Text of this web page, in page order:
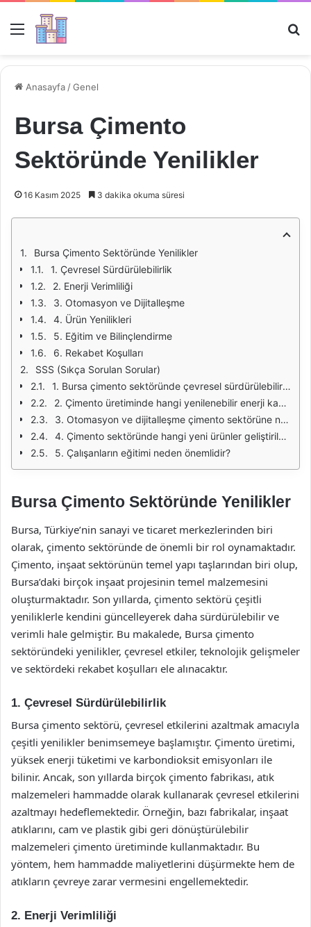
Menü
Anasayfa /Genel
Bursa Çimento
Sektöründe Yenilikler
16 Kasım 2025 3 dakika okuma süresi
Bursa Çimento Sektöründe Yenilikler
1. Çevresel Sürdürülebilirlik
2. Enerji Verimliliği
3. Otomasyon ve Dijitalleşme
4. Ürün Yenilikleri
5. Eğitim ve Bilinçlendirme
6. Rekabet Koşulları
SSS (Sıkça Sorulan Sorular)
1. Bursa çimento sektöründe çevresel sürdürülebilirlik neden önemlidir?
2. Çimento üretiminde hangi yenilenebilir enerji kaynakları kullanılmaktadır?
3. Otomasyon ve dijitalleşme çimento sektörüne nasıl katkı sağlamaktadır?
4. Çimento sektöründe hangi yeni ürünler geliştirilmektedir?
5. Çalışanların eğitimi neden önemlidir?
Bursa Çimento Sektöründe Yenilikler
Bursa, Türkiye’nin sanayi ve ticaret merkezlerinden biri
olarak, çimento sektöründe de önemli bir rol oynamaktadır.
Çimento, inşaat sektörünün temel yapı taşlarından biri olup,
Bursa’daki birçok inşaat projesinin temel malzemesini
oluşturmaktadır. Son yıllarda, çimento sektörü çeşitli
yeniliklerle kendini güncelleyerek daha sürdürülebilir ve
verimli hale gelmiştir. Bu makalede, Bursa çimento
sektöründeki yenilikler, çevresel etkiler, teknolojik gelişmeler
ve sektördeki rekabet koşulları ele alınacaktır.
1. Çevresel Sürdürülebilirlik
Bursa çimento sektörü, çevresel etkilerini azaltmak amacıyla
çeşitli yenilikler benimsemeye başlamıştır. Çimento üretimi,
yüksek enerji tüketimi ve karbondioksit emisyonları ile
bilinir. Ancak, son yıllarda birçok çimento fabrikası, atık
malzemeleri hammadde olarak kullanarak çevresel etkilerini
azaltmayı hedeflemektedir. Örneğin, bazı fabrikalar, inşaat
atıklarını, cam ve plastik gibi geri dönüştürülebilir
malzemeleri çimento üretiminde kullanmaktadır. Bu
yöntem, hem hammadde maliyetlerini düşürmekte hem de
atıkların çevreye zarar vermesini engellemektedir.
2. Enerji Verimliliği